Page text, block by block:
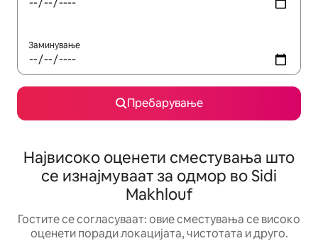
Заминување
Пребарување
Највисоко оценети сместувања што
се изнајмуваат за одмор во Sidi
Makhlouf
Гостите се согласуваат: овие сместувања се високо
оценети поради локацијата, чистотата и друго.